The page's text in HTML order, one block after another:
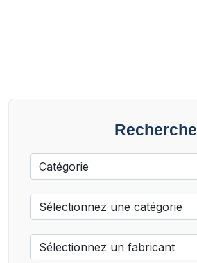
Recherche